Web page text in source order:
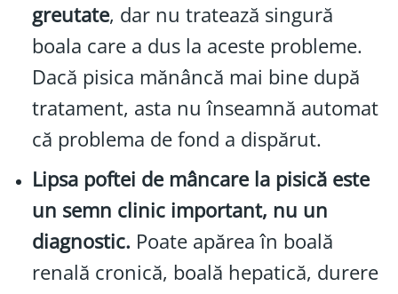
greutate, dar nu tratează singură
boala care a dus la aceste probleme.
Dacă pisica mănâncă mai bine după
tratament, asta nu înseamnă automat
că problema de fond a dispărut.
Lipsa poftei de mâncare la pisică este
un semn clinic important, nu un
diagnostic. Poate apărea în boală
renală cronică, boală hepatică, durere